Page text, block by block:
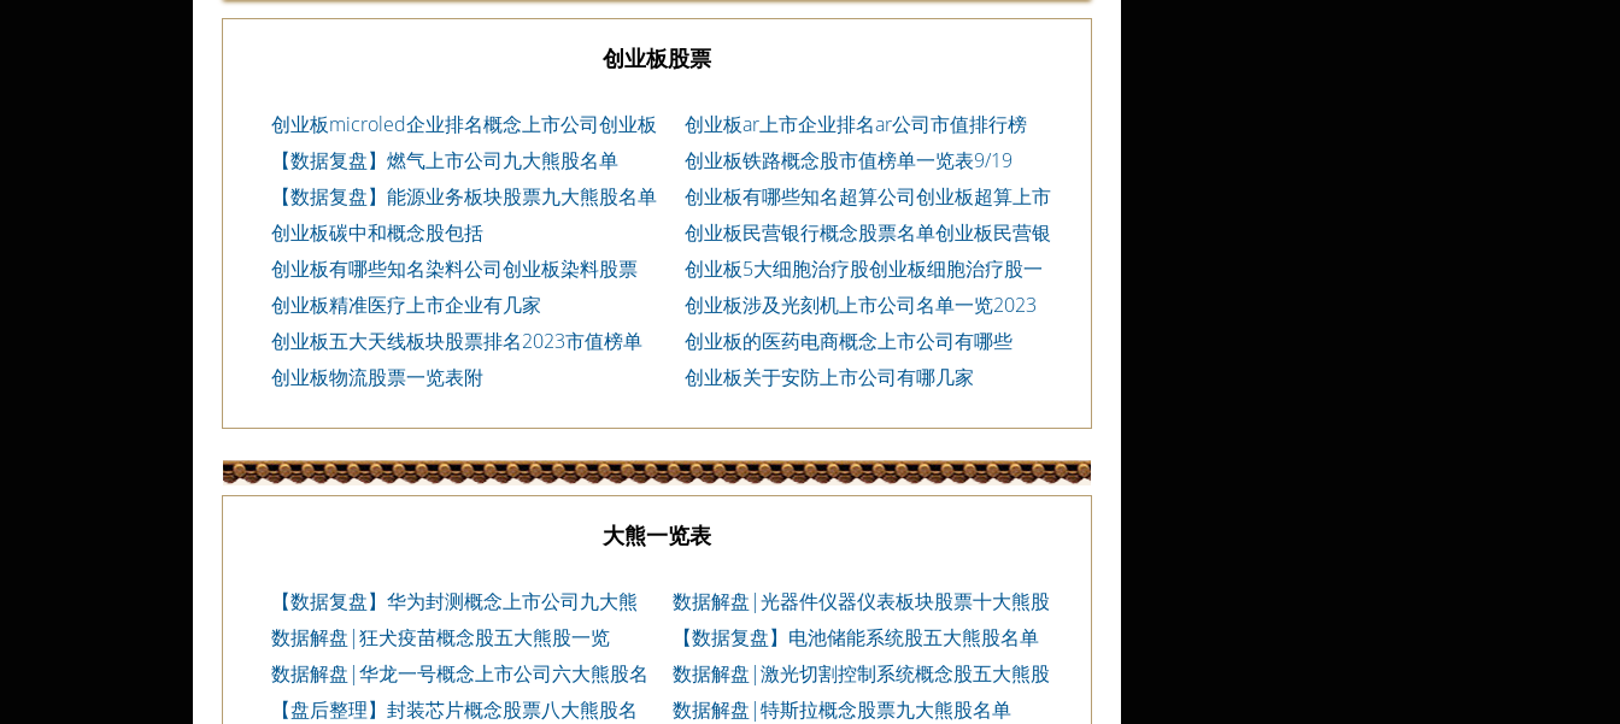
创业板股票
创业板microled企业排名概念上市公司创业板
microled公司排名
创业板ar上市企业排名ar公司市值排行榜
【数据复盘】燃气上市公司九大熊股名单
创业板铁路概念股市值榜单一览表9/19
【数据复盘】能源业务板块股票九大熊股名单
创业板有哪些知名超算公司创业板超算上市
公司
创业板碳中和概念股包括
创业板民营银行概念股票名单创业板民营银
行概念股票一览表
创业板有哪些知名染料公司创业板染料股票
创业板5大细胞治疗股创业板细胞治疗股一
览
创业板精准医疗上市企业有几家
创业板涉及光刻机上市公司名单一览2023
创业板五大天线板块股票排名2023市值榜单
创业板的医药电商概念上市公司有哪些
创业板物流股票一览表附
创业板关于安防上市公司有哪几家
大熊一览表
【数据复盘】华为封测概念上市公司九大熊
股
数据解盘|光器件仪器仪表板块股票十大熊股
数据解盘|狂犬疫苗概念股五大熊股一览
【数据复盘】电池储能系统股五大熊股名单
数据解盘|华龙一号概念上市公司六大熊股名
数据解盘|激光切割控制系统概念股五大熊股
名单
【盘后整理】封装芯片概念股票八大熊股名 数据解盘|特斯拉概念股票九大熊股名单